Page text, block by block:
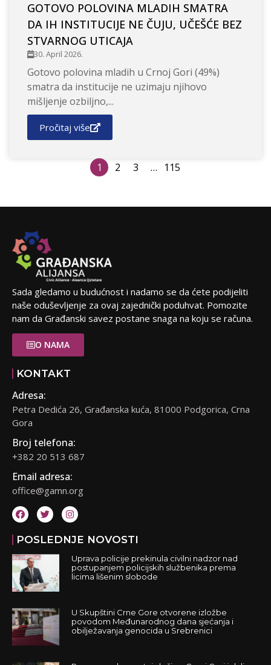
GOTOVO POLOVINA MLADIH SMATRA
DA IH INSTITUCIJE NE ČUJU, UČEŠĆE BEZ
STVARNOG UTICAJA
30. April 2026.
Gotovo polovina mladih u Crnoj Gori (49%)
smatra da institucije ne uzimaju njihovo
mišljenje ozbiljno,...
Pročitaj više
1 2 3 … 115
Sada gledamo u budućnost i nadamo se da ćete podijeliti
naše oduševljenje za ovaj zajednički poduhvat. Pomozite
nam da Građanski savez postane snaga na koju se računa.
O NAMA
KONTAKT
Adresa:
Petra Dedića 26, Građanska kuća, 81000 Podgorica, Crna
Gora
Broj telefona:
+382 20 513 687
Email adresa:
office@gamn.org
POSLEDNJE NOVOSTI
Uprava policije prekinula civilni nadzor nad
postupanjem policijskih službenika prema
licima lišenim slobode
U Skupštini Crne Gore otvorene izložbe
povodom Međunarodnog dana sjećanja i
obilježavanja genocida u Srebrenici